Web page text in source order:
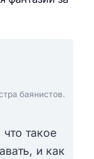
баянистов.
такое
и как